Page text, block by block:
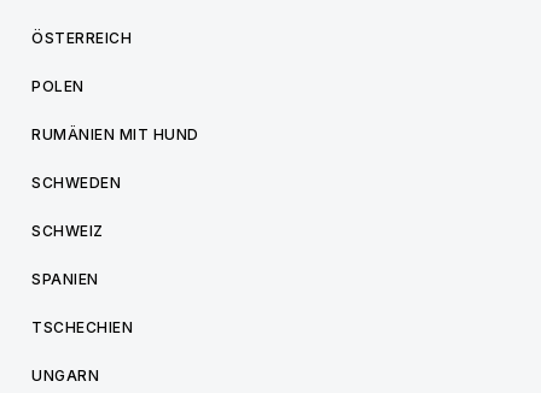
ÖSTERREICH
POLEN
RUMÄNIEN MIT HUND
SCHWEDEN
SCHWEIZ
SPANIEN
TSCHECHIEN
UNGARN